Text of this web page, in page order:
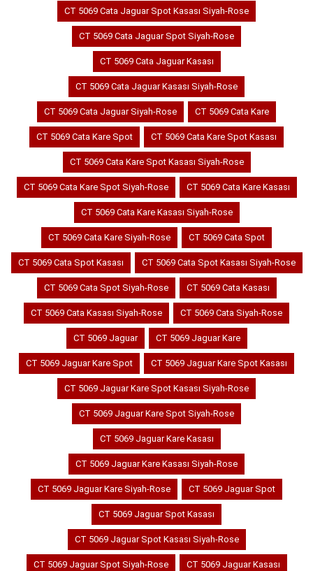
CT 5069 Cata Jaguar Spot Kasası Siyah-Rose
CT 5069 Cata Jaguar Spot Siyah-Rose
CT 5069 Cata Jaguar Kasası
CT 5069 Cata Jaguar Kasası Siyah-Rose
CT 5069 Cata Jaguar Siyah-Rose CT 5069 Cata Kare
CT 5069 Cata Kare Spot CT 5069 Cata Kare Spot Kasası
CT 5069 Cata Kare Spot Kasası Siyah-Rose
CT 5069 Cata Kare Spot Siyah-Rose CT 5069 Cata Kare Kasası
CT 5069 Cata Kare Kasası Siyah-Rose
CT 5069 Cata Kare Siyah-Rose CT 5069 Cata Spot
CT 5069 Cata Spot Kasası CT 5069 Cata Spot Kasası Siyah-Rose
CT 5069 Cata Spot Siyah-Rose CT 5069 Cata Kasası
CT 5069 Cata Kasası Siyah-Rose CT 5069 Cata Siyah-Rose
CT 5069 Jaguar CT 5069 Jaguar Kare
CT 5069 Jaguar Kare Spot CT 5069 Jaguar Kare Spot Kasası
CT 5069 Jaguar Kare Spot Kasası Siyah-Rose
CT 5069 Jaguar Kare Spot Siyah-Rose
CT 5069 Jaguar Kare Kasası
CT 5069 Jaguar Kare Kasası Siyah-Rose
CT 5069 Jaguar Kare Siyah-Rose CT 5069 Jaguar Spot
CT 5069 Jaguar Spot Kasası
CT 5069 Jaguar Spot Kasası Siyah-Rose
CT 5069 Jaguar Spot Siyah-Rose CT 5069 Jaguar Kasası